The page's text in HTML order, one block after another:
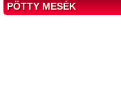
PÖTTY MESÉK